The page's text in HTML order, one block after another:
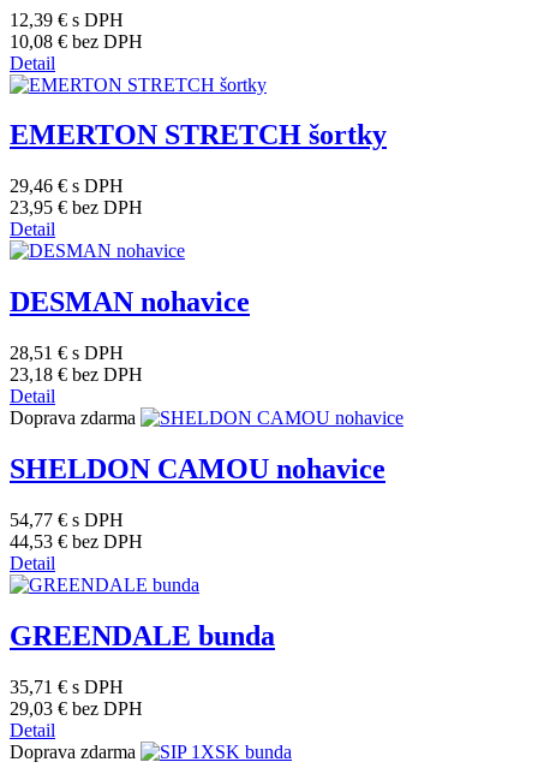
12,39 € s DPH
10,08 € bez DPH
Detail
EMERTON STRETCH šortky
29,46 € s DPH
23,95 € bez DPH
Detail
DESMAN nohavice
28,51 € s DPH
23,18 € bez DPH
Detail
Doprava zdarma
SHELDON CAMOU nohavice
54,77 € s DPH
44,53 € bez DPH
Detail
GREENDALE bunda
35,71 € s DPH
29,03 € bez DPH
Detail
Doprava zdarma